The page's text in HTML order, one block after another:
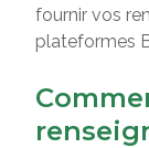
fournir vos
plateformes